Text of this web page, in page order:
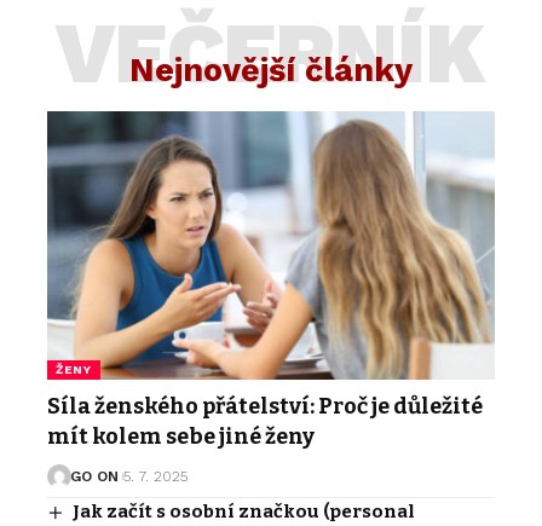
Nejnovější články
VEČERNÍK
ŽENY
Síla ženského přátelství: Proč je důležité
mít kolem sebe jiné ženy
GO ON 5. 7. 2025
Jak začít s osobní značkou (personal